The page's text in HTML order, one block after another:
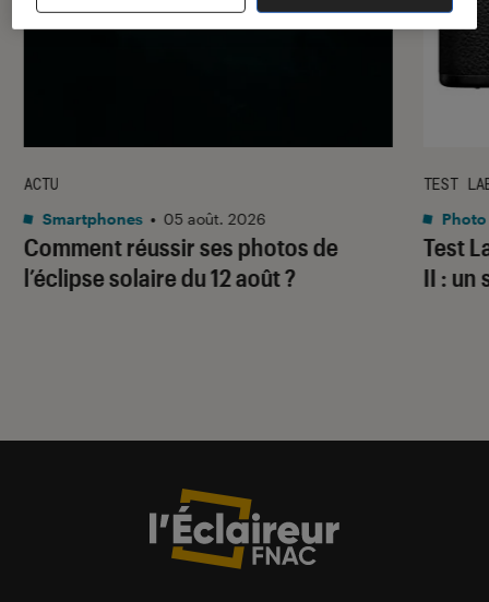
Comment réussir ses photos de
l’éclipse solaire du 12 août ?
ACTU
Smartphones • 05 août. 2026
Test
II : un
TEST
Photo